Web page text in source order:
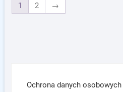
1 2 →
Ochrona danych osobowych